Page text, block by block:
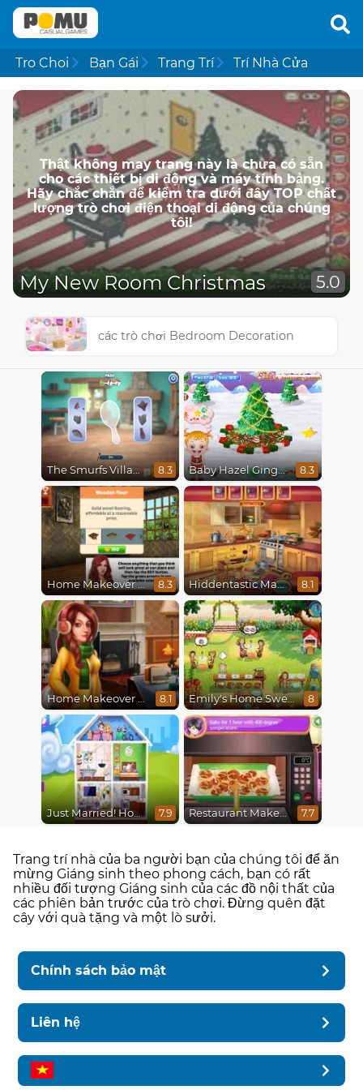
Tro Choi Bạn Gái Trang Trí Trí Nhà Cửa
Thật không may trang này là chưa có sẵn
cho các thiết bị di động và máy tính bảng.
Hãy chắc chắn để kiểm tra dưới đây TOP chất
lượng trò chơi điện thoại di động của chúng
tôi!
My New Room Christmas 5.0
các trò chơi Bedroom Decoration
The Smurfs Village Cleaning 8.3 Baby Hazel Gingerbread House 8.3
Home Makeover Hidden Object 8.3 Hiddentastic Mansion 8.1
Home Makeover 2 Hidden Object 8.1 Emily's Home Sweet Home 8
Just Married! Home Deco 7.9 Restaurant Makeover 7.7
Trang trí nhà của ba người bạn của chúng tôi để ăn
mừng Giáng sinh theo phong cách, bạn có rất
nhiều đối tượng Giáng sinh của các đồ nội thất của
các phiên bản trước của trò chơi. Đừng quên đặt
cây với quà tặng và một lò sưởi.
Chính sách bảo mật
Liên hệ